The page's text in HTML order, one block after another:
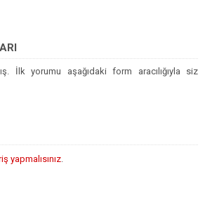
İlk yorumu aşağıdaki form aracılığıyla siz
yapmalısınız